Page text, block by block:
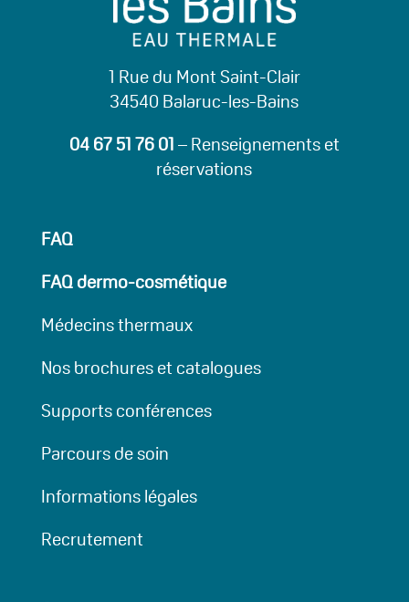
1 Rue du Mont Saint-Clair
34540 Balaruc-les-Bains
04 67 51 76 01– Renseignements et
réservations
FAQ
FAQ dermo-cosmétique
Médecins thermaux
Nos brochures et catalogues
Supports conférences
Parcours de soin
Informations légales
Recrutement